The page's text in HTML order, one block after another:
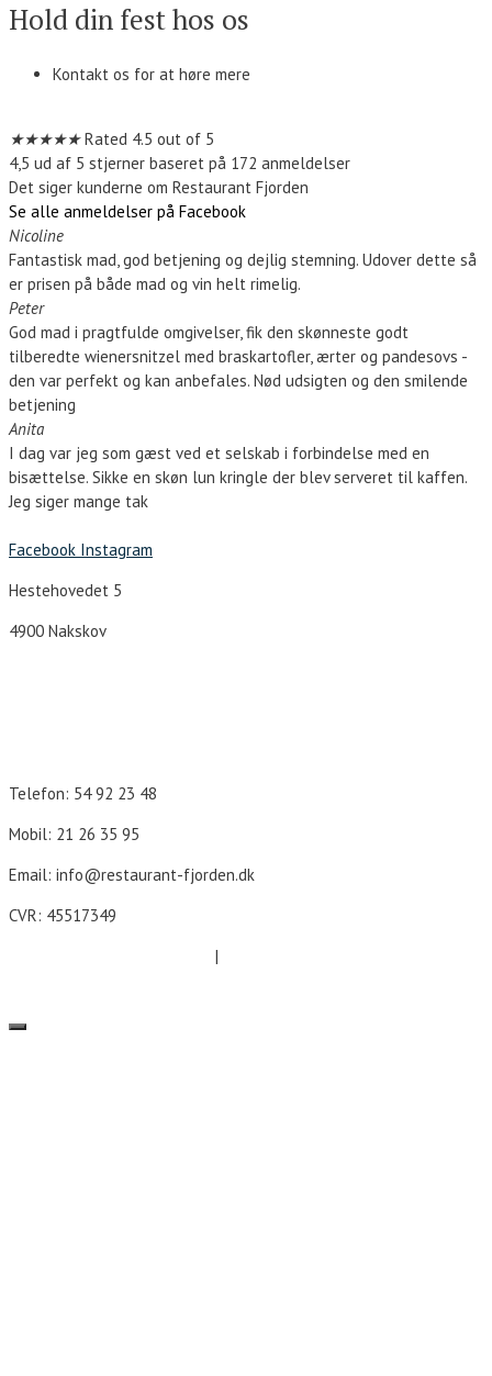
Hold din fest hos os
Kontakt os for at høre mere
★★★★★ Rated 4.5 out of 5
4,5 ud af 5 stjerner baseret på 172 anmeldelser
Det siger kunderne om Restaurant Fjorden
Se alle anmeldelser på Facebook
Nicoline
Fantastisk mad, god betjening og dejlig stemning. Udover dette så
er prisen på både mad og vin helt rimelig.
Peter
God mad i pragtfulde omgivelser, fik den skønneste godt
tilberedte wienersnitzel med braskartofler, ærter og pandesovs -
den var perfekt og kan anbefales. Nød udsigten og den smilende
betjening
Anita
I dag var jeg som gæst ved et selskab i forbindelse med en
bisættelse. Sikke en skøn lun kringle der blev serveret til kaffen.
Jeg siger mange tak
Facebook Instagram
Hestehovedet 5
4900 Nakskov
Telefon: 54 92 23 48
Mobil: 21 26 35 95
Email: info@restaurant-fjorden.dk
CVR: 45517349
|
LUK